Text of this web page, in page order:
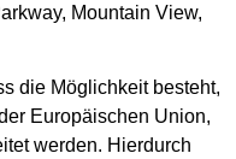
Mountain View,
die Möglichkeit besteht,
Europäischen Union,
werden. Hierdurch